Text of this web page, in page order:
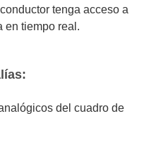
tenga acceso a
en tiempo real.
del cuadro de